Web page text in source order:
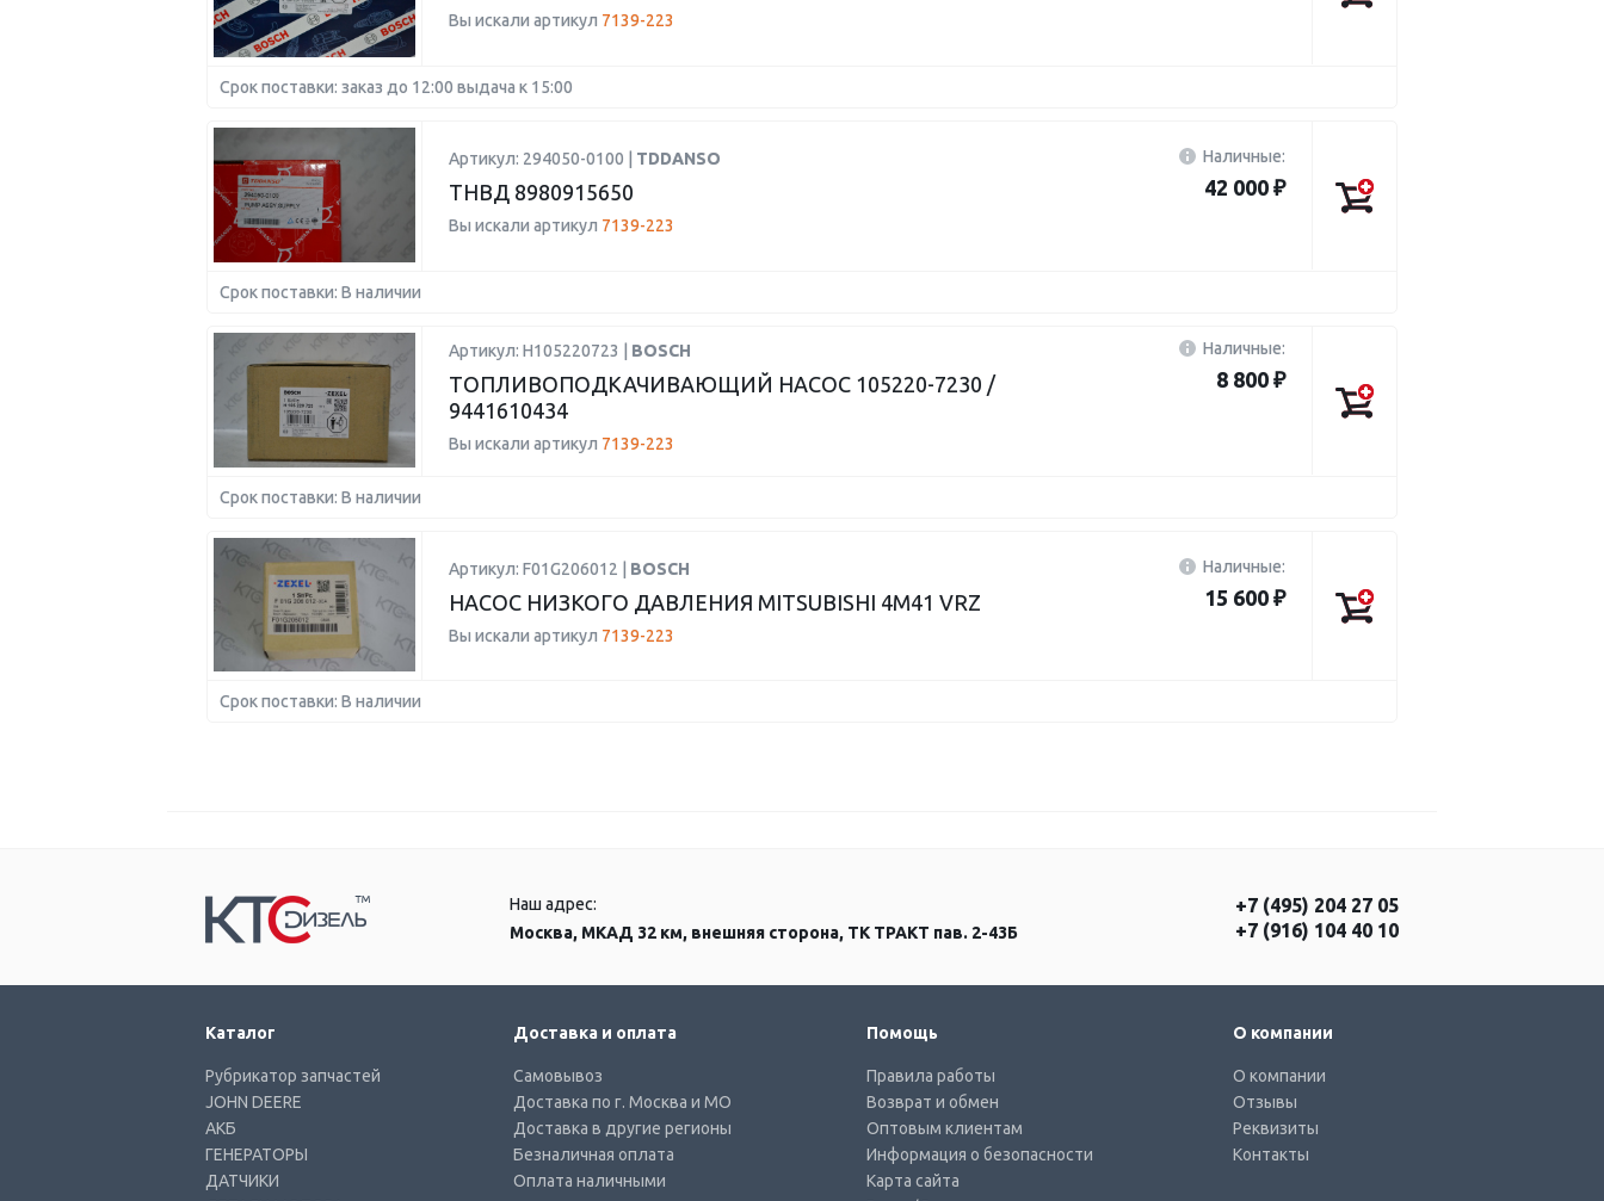
Вы искали артикул 7139-223
Срок поставки: заказ до 12:00 выдача к 15:00
Артикул: 294050-0100 | TDDANSO
ТНВД 8980915650
Вы искали артикул 7139-223
Наличные:
42 000 ₽
Срок поставки: В наличии
Артикул: H105220723 | BOSCH
ТОПЛИВОПОДКАЧИВАЮЩИЙ НАСОС 105220-7230 /
9441610434
Вы искали артикул 7139-223
Наличные:
8 800 ₽
Срок поставки: В наличии
Артикул: F01G206012 | BOSCH
НАСОС НИЗКОГО ДАВЛЕНИЯ MITSUBISHI 4M41 VRZ
Вы искали артикул 7139-223
Наличные:
15 600 ₽
Срок поставки: В наличии
Наш адрес:
Москва, МКАД 32 км, внешняя сторона, ТК ТРАКТ пав. 2-43Б
+7 (495) 204 27 05
+7 (916) 104 40 10
Каталог
Рубрикатор запчастей
JOHN DEERE
АКБ
ГЕНЕРАТОРЫ
ДАТЧИКИ
Доставка и оплата
Самовывоз
Доставка по г. Москва и МО
Доставка в другие регионы
Безналичная оплата
Оплата наличными
Помощь
Правила работы
Возврат и обмен
Оптовым клиентам
Информация о безопасности
Карта сайта
О компании
О компании
Отзывы
Реквизиты
Контакты